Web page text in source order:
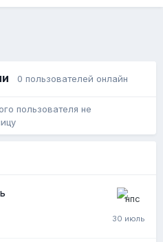
0 пользователей онлайн
пользователя не